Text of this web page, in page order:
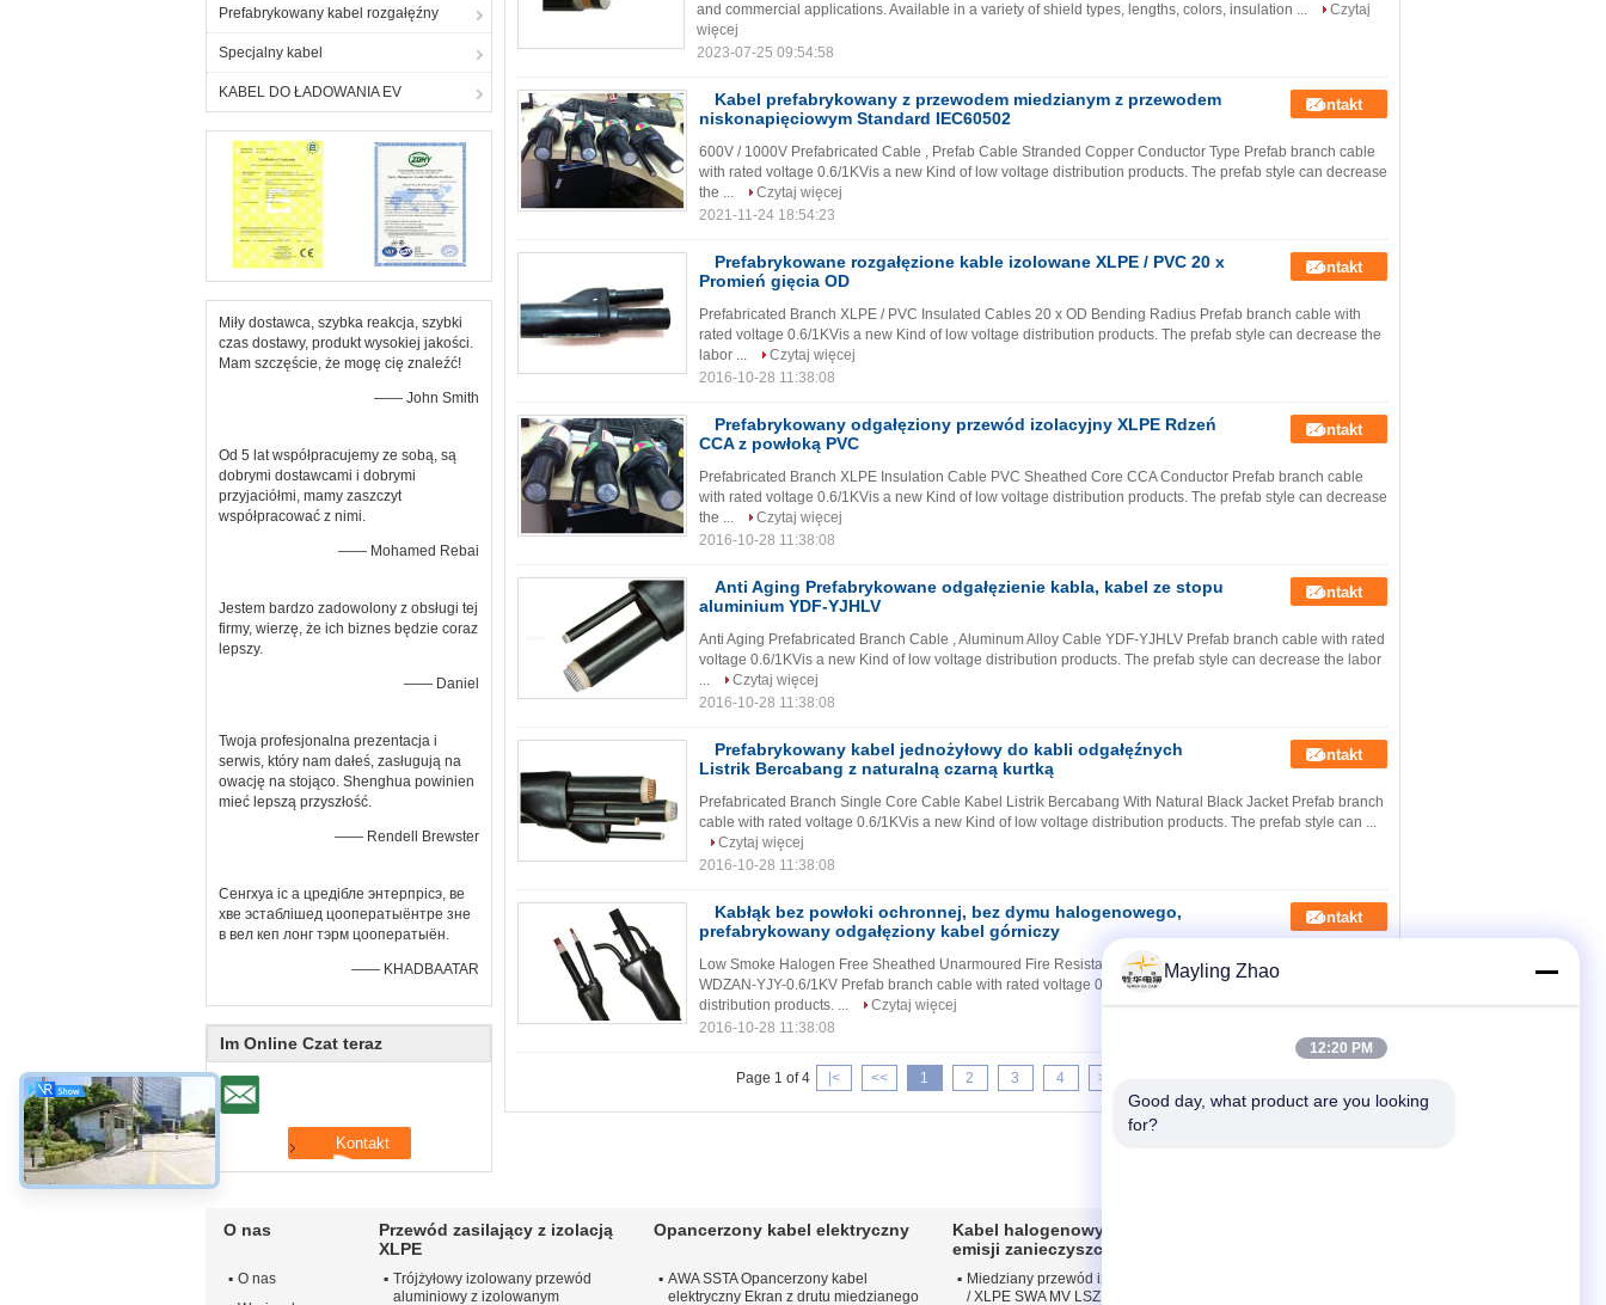
Prefabrykowany kabel rozgałęźny
Specjalny kabel
KABEL DO ŁADOWANIA EV
Miły dostawca, szybka reakcja, szybki
czas dostawy, produkt wysokiej jakości.
Mam szczęście, że mogę cię znaleźć!
—— John Smith
Od 5 lat współpracujemy ze sobą, są
dobrymi dostawcami i dobrymi
przyjaciółmi, mamy zaszczyt
współpracować z nimi.
—— Mohamed Rebai
Jestem bardzo zadowolony z obsługi tej
firmy, wierzę, że ich biznes będzie coraz
lepszy.
—— Daniel
Twoja profesjonalna prezentacja i
serwis, który nam dałeś, zasługują na
owację na stojąco. Shenghua powinien
mieć lepszą przyszłość.
—— Rendell Brewster
Сенгхуа іс а цредібле энтерпрісэ, ве
хве эстаблішед цооператыёнтре зне
в вел кеп лонг тэрм цооператыён.
—— KHADBAATAR
Im Online Czat teraz
and commercial applications. Available in a variety of shield types, lengths, colors, insulation ...
Czytaj
więcej
2023-07-25 09:54:58
Kabel prefabrykowany z przewodem miedzianym z przewodem
niskonapięciowym Standard IEC60502
Kontakt
600V / 1000V Prefabricated Cable , Prefab Cable Stranded Copper Conductor Type Prefab branch cable
with rated voltage 0.6/1KVis a new Kind of low voltage distribution products. The prefab style can decrease
the ...
Czytaj więcej
2021-11-24 18:54:23
Prefabrykowane rozgałęzione kable izolowane XLPE / PVC 20 x
Promień gięcia OD
Kontakt
Prefabricated Branch XLPE / PVC Insulated Cables 20 x OD Bending Radius Prefab branch cable with
rated voltage 0.6/1KVis a new Kind of low voltage distribution products. The prefab style can decrease the
labor ...
Czytaj więcej
2016-10-28 11:38:08
Prefabrykowany odgałęziony przewód izolacyjny XLPE Rdzeń
CCA z powłoką PVC
Kontakt
Prefabricated Branch XLPE Insulation Cable PVC Sheathed Core CCA Conductor Prefab branch cable
with rated voltage 0.6/1KVis a new Kind of low voltage distribution products. The prefab style can decrease
the ...
Czytaj więcej
2016-10-28 11:38:08
Anti Aging Prefabrykowane odgałęzienie kabla, kabel ze stopu
aluminium YDF-YJHLV
Kontakt
Anti Aging Prefabricated Branch Cable , Aluminum Alloy Cable YDF-YJHLV Prefab branch cable with rated
voltage 0.6/1KVis a new Kind of low voltage distribution products. The prefab style can decrease the labor
...
Czytaj więcej
2016-10-28 11:38:08
Prefabrykowany kabel jednożyłowy do kabli odgałęźnych
Listrik Bercabang z naturalną czarną kurtką
Kontakt
Prefabricated Branch Single Core Cable Kabel Listrik Bercabang With Natural Black Jacket Prefab branch
cable with rated voltage 0.6/1KVis a new Kind of low voltage distribution products. The prefab style can ...
Czytaj więcej
2016-10-28 11:38:08
Kabłąk bez powłoki ochronnej, bez dymu halogenowego,
prefabrykowany odgałęziony kabel górniczy
Kontakt
Low Smoke Halogen Free Sheathed Unarmoured Fire Resistant and Flame Retardent Branch Cable YDF-
WDZAN-YJY-0.6/1KV Prefab branch cable with rated voltage 0.6/1KVis a new Kind of low voltage
distribution products. ...
Czytaj więcej
2016-10-28 11:38:08
Page 1 of 4 |< << 1 2 3 4 >>
O nas
O nas
Przewód zasilający z izolacją
XLPE
Trójżyłowy izolowany przewód
aluminiowy z izolowanym
Opancerzony kabel elektryczny
AWA SSTA Opancerzony kabel
elektryczny Ekran z drutu miedzianego
Kabel halogenowy o niskiej
emisji zanieczyszczeń
Miedziany przewód izolowany EPR
/ XLPE SWA MV LSZH 3 rdzeń
Mayling Zhao
12:20 PM
Good day, what product are you looking
for?